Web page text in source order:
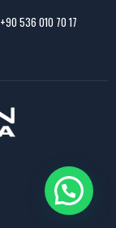
+90 536 010 70 17